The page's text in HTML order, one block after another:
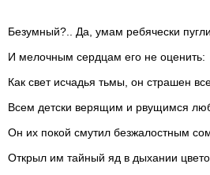
Безумный?.. Да, умам ребячески
И мелочным сердцам его не оценить:
Как свет исчадья тьмы, он страшен
Всем детски верящим и рвущимся
Он их покой смутил безжалостным
Открыл им тайный яд в дыхании